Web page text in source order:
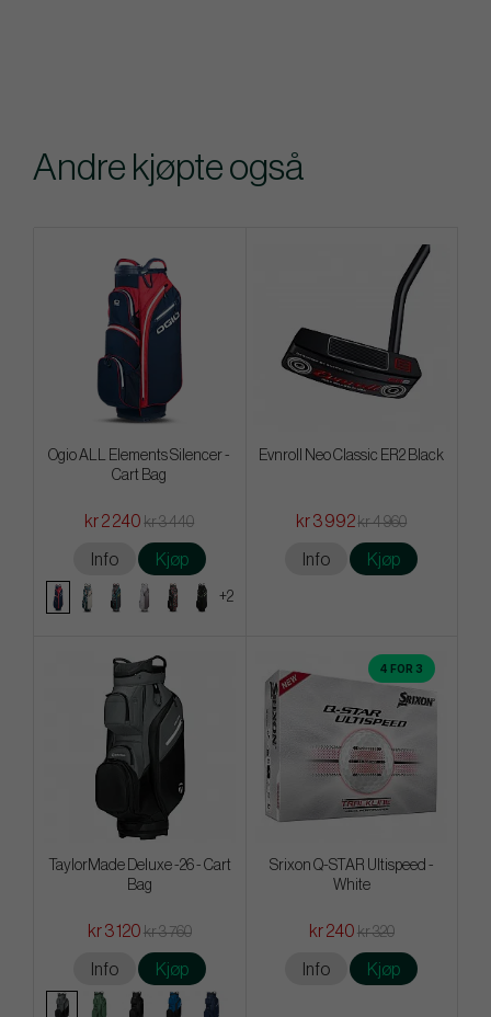
Andre kjøpte også
Ogio ALL Elements Silencer -
Cart Bag
kr 2 240 kr 3 440
Info Kjøp
+2
Evnroll Neo Classic ER2 Black
kr 3 992kr 4 960
Info Kjøp
TaylorMade Deluxe -26 - Cart
Bag
kr 3 120 kr 3 760
Info Kjøp
4 FOR 3
Srixon Q-STAR Ultispeed -
White
kr 240 kr 320
Info Kjøp